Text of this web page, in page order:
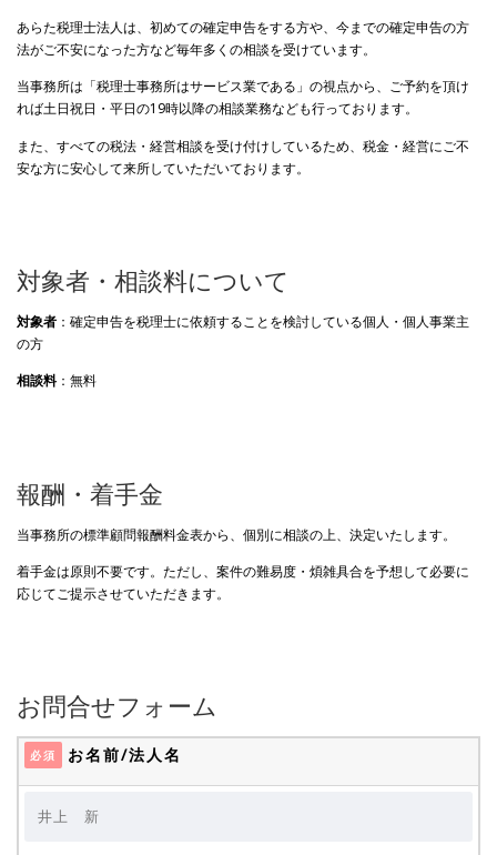
あらた税理士法人は、初めての確定申告をする方や、今までの確定申告の方
法がご不安になった方など毎年多くの相談を受けています。
当事務所は「税理士事務所はサービス業である」の視点から、ご予約を頂け
れば土日祝日・平日の19時以降の相談業務なども行っております。
また、すべての税法・経営相談を受け付けしているため、税金・経営にご不
安な方に安心して来所していただいております。
対象者・相談料について
対象者 ：確定申告を税理士に依頼することを検討している個人・個人事業主
の方
相談料 ：無料
報酬・着手金
当事務所の標準顧問報酬料金表から、個別に相談の上、決定いたします。
着手金は原則不要です。ただし、案件の難易度・煩雑具合を予想して必要に
応じてご提示させていただきます。
お問合せフォーム
必須 お名前/法人名